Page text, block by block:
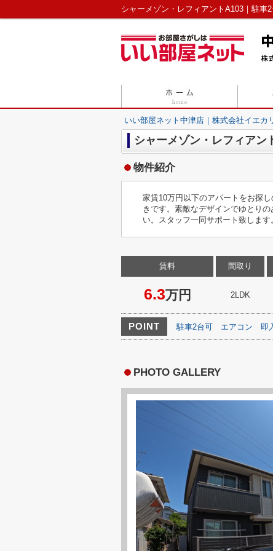
いい部屋ネット中津店｜株式会社イエカ
シャーメゾン・レフィアン
物件紹介
家賃10万円以下のアパートをお探
きです。素敵なデザインでゆとり
い。スタッフ一同サポート致します
賃料
6.3万円
間取り
2LDK
POINT 駐車2台可 エアコン 即
PHOTO GALLERY